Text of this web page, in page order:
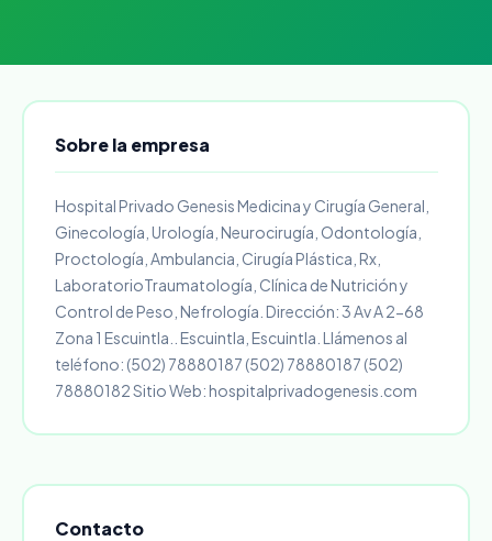
Sobre la empresa
Hospital Privado Genesis Medicina y Cirugía General,
Ginecología, Urología, Neurocirugía, Odontología,
Proctología, Ambulancia, Cirugía Plástica, Rx,
LaboratorioTraumatología, Clínica de Nutrición y
Control de Peso, Nefrología. Dirección: 3 Av A 2-68
Zona 1 Escuintla.. Escuintla, Escuintla. Llámenos al
teléfono: (502) 78880187 (502) 78880187 (502)
78880182 Sitio Web: hospitalprivadogenesis.com
Contacto